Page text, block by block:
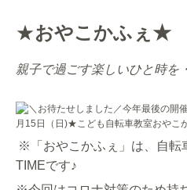
★おやこかふぇ★
親子で過ごす楽しいひと時を
※「おやこかふぇ」は、自転
TIMEです♪